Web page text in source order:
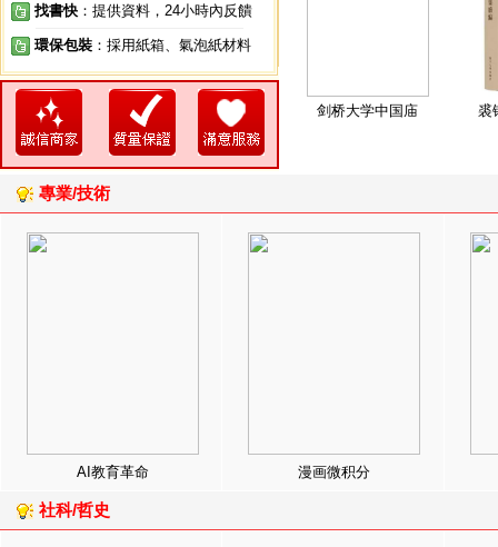
找書快 ：提供資料，24小時內反饋
環保包裝 ：採用紙箱、氣泡紙材料
剑桥大学中国庙 裘
專業/技術
AI教育革命 漫画微积分
社科/哲史